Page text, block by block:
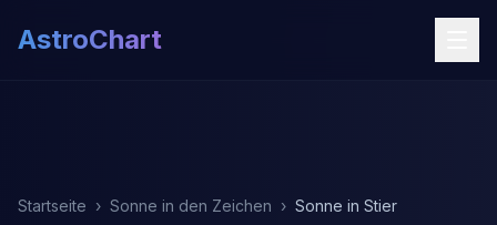
AstroChart
Startseite › Sonne in den Zeichen › Sonne in Stier